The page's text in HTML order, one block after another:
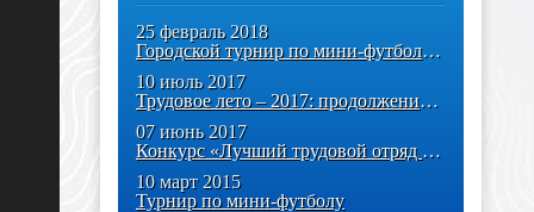
25 февраль 2018
Городской турнир по мини-футболу «Отцы и дети»
10 июль 2017
Трудовое лето – 2017: продолжение следует!
07 июнь 2017
Конкурс «Лучший трудовой отряд - 2017»
10 март 2015
Турнир по мини-футболу